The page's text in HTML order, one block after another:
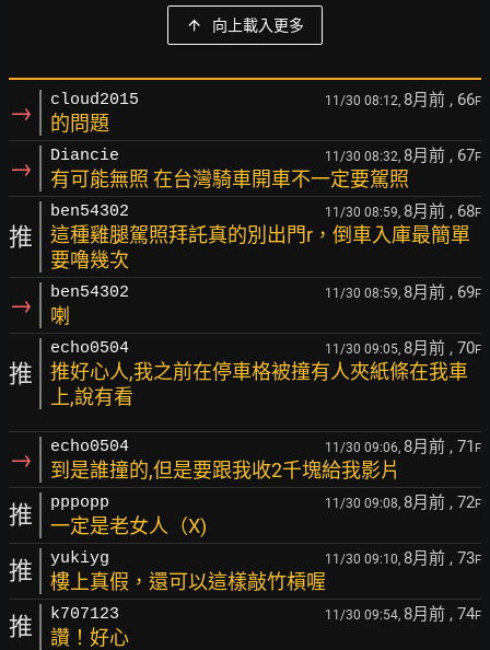
向上載入更多
→ cloud2015 11/30 08:12, 8月前 , 66F
的問題
→ Diancie 11/30 08:32, 8月前 , 67F
有可能無照 在台灣騎車開車不一定要駕照
推
ben54302 11/30 08:59, 8月前 , 68F
這種雞腿駕照拜託真的別出門r，倒車入庫最簡單
要嚕幾次
→ ben54302 11/30 08:59, 8月前 , 69F
喇
推
echo0504 11/30 09:05, 8月前 , 70F
推好心人,我之前在停車格被撞有人夾紙條在我車
上,說有看
→ echo0504 11/30 09:06, 8月前 , 71 F
到是誰撞的,但是要跟我收2千塊給我影片
推 pppopp 11/30 09:08, 8月前 , 72F
一定是老女人（X)
推 yukiyg 11/30 09:10, 8月前 , 73F
樓上真假，還可以這樣敲竹槓喔
推 k707123 11/30 09:54, 8月前 , 74F
讚！好心